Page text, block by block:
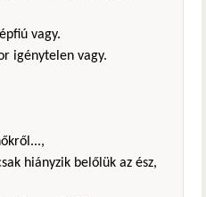
vagy.
igénytelen vagy.
hiányzik belőlük az ész,